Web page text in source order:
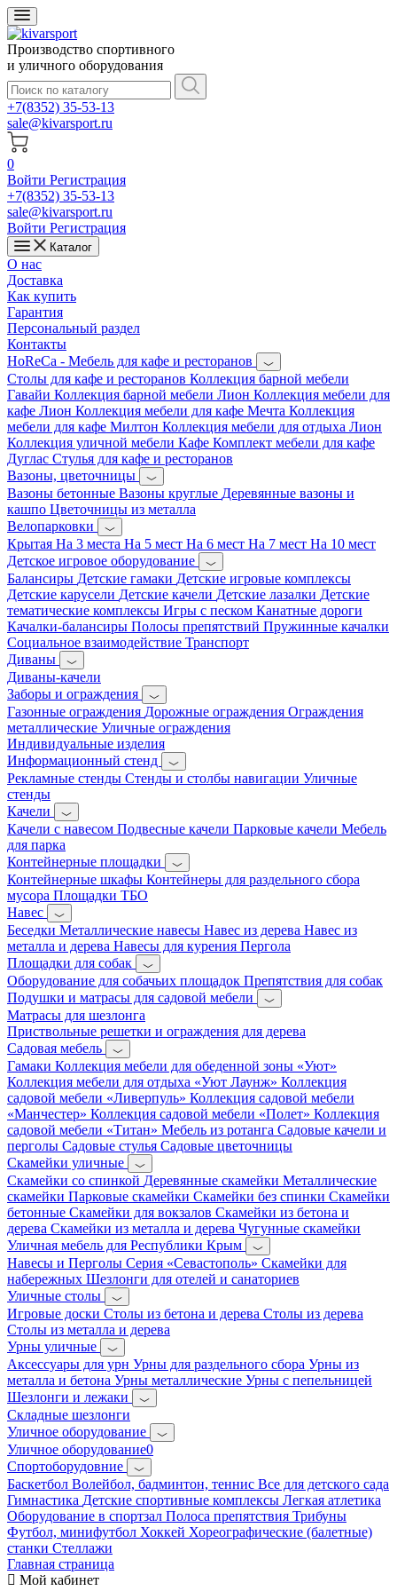
Производство спортивного
и уличного оборудования
+7(8352) 35-53-13
sale@kivarsport.ru
0
Войти Регистрация
+7(8352) 35-53-13
sale@kivarsport.ru
Войти Регистрация
Каталог
О нас
Доставка
Как купить
Гарантия
Персональный раздел
Контакты
HoReCa - Мебель для кафе и ресторанов
Cтолы для кафе и ресторанов Коллекция барной мебели
Гавайи Коллекция барной мебели Лион Коллекция мебели для
кафе Лион Коллекция мебели для кафе Мечта Коллекция
мебели для кафе Милтон Коллекция мебели для отдыха Лион
Коллекция уличной мебели Кафе Комплект мебели для кафе
Дуглас Стулья для кафе и ресторанов
Вазоны, цветочницы
Вазоны бетонные Вазоны круглые Деревянные вазоны и
кашпо Цветочницы из металла
Велопарковки
Крытая На 3 места На 5 мест На 6 мест На 7 мест На 10 мест
Детское игровое оборудование
Балансиры Детские гамаки Детские игровые комплексы
Детские карусели Детские качели Детские лазалки Детские
тематические комплексы Игры с песком Канатные дороги
Качалки-балансиры Полосы препятствий Пружинные качалки
Социальное взаимодействие Транспорт
Диваны
Диваны-качели
Заборы и ограждения
Газонные ограждения Дорожные ограждения Ограждения
металлические Уличные ограждения
Индивидуальные изделия
Информационный стенд
Рекламные стенды Стенды и столбы навигации Уличные
стенды
Качели
Качели с навесом Подвесные качели Парковые качели Мебель
для парка
Контейнерные площадки
Контейнерные шкафы Контейнеры для раздельного сбора
мусора Площадки ТБО
Навес
Беседки Металлические навесы Навес из дерева Навес из
металла и дерева Навесы для курения Пергола
Площадки для собак
Оборудование для собачьих площадок Препятствия для собак
Подушки и матрасы для садовой мебели
Матрасы для шезлонга
Приствольные решетки и ограждения для дерева
Садовая мебель
Гамаки Коллекция мебели для обеденной зоны «Уют»
Коллекция мебели для отдыха «Уют Лаунж» Коллекция
садовой мебели «Ливерпуль» Коллекция садовой мебели
«Манчестер» Коллекция садовой мебели «Полет» Коллекция
садовой мебели «Титан» Мебель из ротанга Садовые качели и
перголы Садовые стулья Садовые цветочницы
Скамейки уличные
Скамейки со спинкой Деревянные скамейки Металлические
скамейки Парковые скамейки Скамейки без спинки Скамейки
бетонные Скамейки для вокзалов Скамейки из бетона и
дерева Скамейки из металла и дерева Чугунные скамейки
Уличная мебель для Республики Крым
Навесы и Перголы Серия «Севастополь» Скамейки для
набережных Шезлонги для отелей и санаториев
Уличные столы
Игровые доски Столы из бетона и дерева Столы из дерева
Столы из металла и дерева
Урны уличные
Аксессуары для урн Урны для раздельного сбора Урны из
металла и бетона Урны металлические Урны с пепельницей
Шезлонги и лежаки
Складные шезлонги
Уличное оборудование
Уличное оборудование0
Спортоборудовние
Баскетбол Волейбол, бадминтон, теннис Все для детского сада
Гимнастика Детские спортивные комплексы Легкая атлетика
Оборудование в спортзал Полоса препятствия Трибуны
Футбол, минифутбол Хоккей Хореографические (балетные)
станки Стеллажи
Главная страница
Мой кабинет